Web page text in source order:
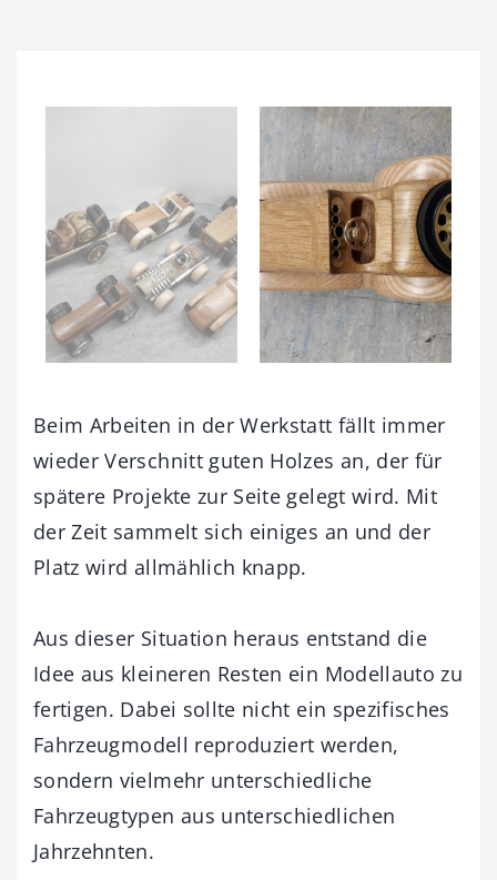
Beim Arbeiten in der Werkstatt fällt immer
wieder Verschnitt guten Holzes an, der für
spätere Projekte zur Seite gelegt wird. Mit
der Zeit sammelt sich einiges an und der
Platz wird allmählich knapp.
Aus dieser Situation heraus entstand die
Idee aus kleineren Resten ein Modellauto zu
fertigen. Dabei sollte nicht ein spezifisches
Fahrzeugmodell reproduziert werden,
sondern vielmehr unterschiedliche
Fahrzeugtypen aus unterschiedlichen
Jahrzehnten.